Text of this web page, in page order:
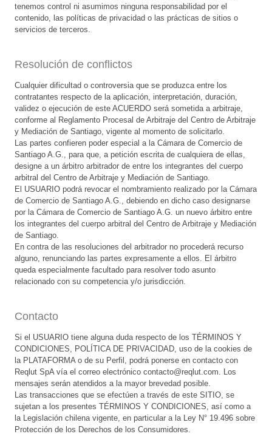
tenemos control ni asumimos ninguna responsabilidad por el
contenido, las políticas de privacidad o las prácticas de sitios o
servicios de terceros.
Resolución de conflictos
Cualquier dificultad o controversia que se produzca entre los
contratantes respecto de la aplicación, interpretación, duración,
validez o ejecución de este ACUERDO será sometida a arbitraje,
conforme al Reglamento Procesal de Arbitraje del Centro de Arbitraje
y Mediación de Santiago, vigente al momento de solicitarlo.
Las partes confieren poder especial a la Cámara de Comercio de
Santiago A.G., para que, a petición escrita de cualquiera de ellas,
designe a un árbitro arbitrador de entre los integrantes del cuerpo
arbitral del Centro de Arbitraje y Mediación de Santiago.
El USUARIO podrá revocar el nombramiento realizado por la Cámara
de Comercio de Santiago A.G., debiendo en dicho caso designarse
por la Cámara de Comercio de Santiago A.G. un nuevo árbitro entre
los integrantes del cuerpo arbitral del Centro de Arbitraje y Mediación
de Santiago.
En contra de las resoluciones del arbitrador no procederá recurso
alguno, renunciando las partes expresamente a ellos. El árbitro
queda especialmente facultado para resolver todo asunto
relacionado con su competencia y/o jurisdicción.
Contacto
Si el USUARIO tiene alguna duda respecto de los TÉRMINOS Y
CONDICIONES, POLÍTICA DE PRIVACIDAD, uso de la cookies de
la PLATAFORMA o de su Perfil, podrá ponerse en contacto con
Reqlut SpA vía el correo electrónico contacto@reqlut.com. Los
mensajes serán atendidos a la mayor brevedad posible.
Las transacciones que se efectúen a través de este SITIO, se
sujetan a los presentes TÉRMINOS Y CONDICIONES, así como a
la Legislación chilena vigente, en particular a la Ley N° 19.496 sobre
Protección de los Derechos de los Consumidores.